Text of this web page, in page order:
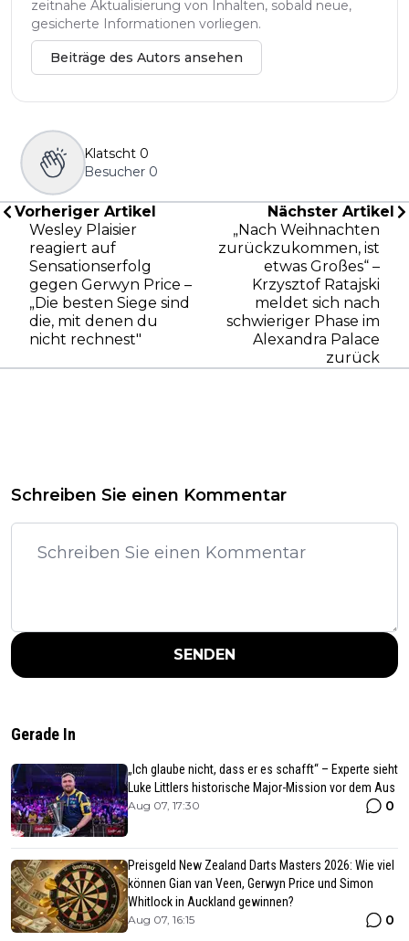
zeitnahe Aktualisierung von Inhalten, sobald neue,
gesicherte Informationen vorliegen.
Beiträge des Autors ansehen
Klatscht 0
Besucher 0
Vorheriger Artikel
Wesley Plaisier
reagiert auf
Sensationserfolg
gegen Gerwyn Price –
„Die besten Siege sind
die, mit denen du
nicht rechnest"
Nächster Artikel
„Nach Weihnachten
zurückzukommen, ist
etwas Großes“ –
Krzysztof Ratajski
meldet sich nach
schwieriger Phase im
Alexandra Palace
zurück
Schreiben Sie einen Kommentar
SENDEN
Gerade In
„Ich glaube nicht, dass er es schafft“ – Experte sieht
Luke Littlers historische Major-Mission vor dem Aus
Aug 07, 17:30 0
Preisgeld New Zealand Darts Masters 2026: Wie viel
können Gian van Veen, Gerwyn Price und Simon
Whitlock in Auckland gewinnen?
Aug 07, 16:15 0